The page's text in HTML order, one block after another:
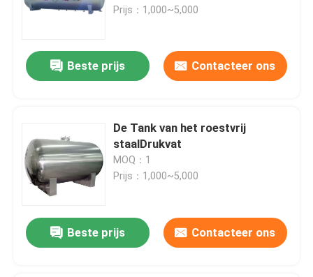
Prijs：1,000~5,000
Beste prijs Contacteer ons
De Tank van het roestvrij
staalDrukvat
MOQ：1
Prijs：1,000~5,000
Beste prijs Contacteer ons